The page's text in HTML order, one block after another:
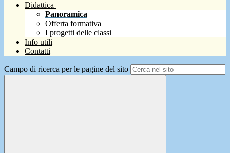
Didattica
Panoramica
Offerta formativa
I progetti delle classi
Info utili
Contatti
Campo di ricerca per le pagine del sito